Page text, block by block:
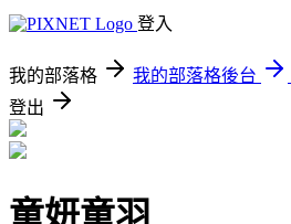
登入
我的部落格 我的部落格後台
登出
童妍童羽